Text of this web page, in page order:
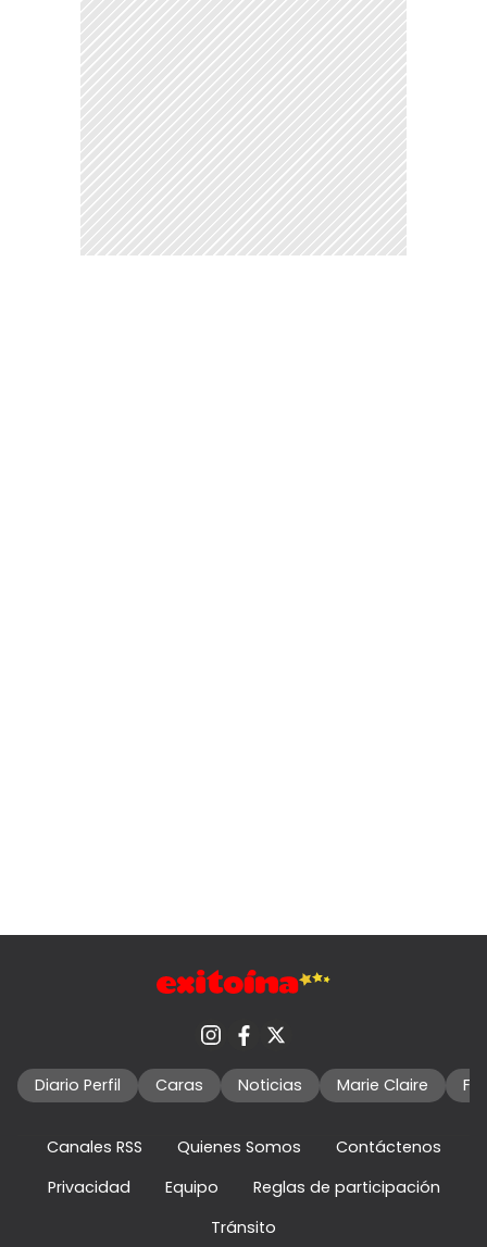
Diario Perfil Caras Noticias Marie Claire
Canales RSS Quienes Somos
Contáctenos
Privacidad
Equipo
Reglas de participación
Tránsito